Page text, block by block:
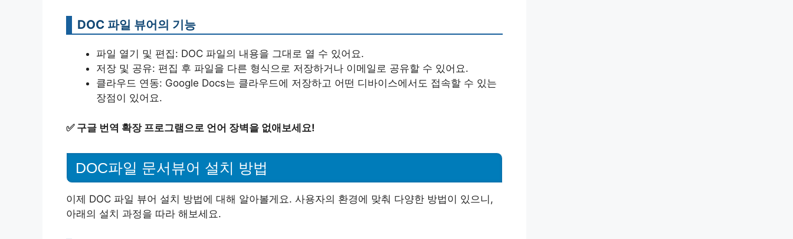
DOC 파일 뷰어의 기능
파일 열기 및 편집: DOC 파일의 내용을 그대로 열 수 있어요.
저장 및 공유: 편집 후 파일을 다른 형식으로 저장하거나 이메일로 공유할 수 있어요.
클라우드 연동: Google Docs는 클라우드에 저장하고 어떤 디바이스에서도 접속할 수 있는
장점이 있어요.
✅ 구글 번역 확장 프로그램으로 언어 장벽을 없애보세요!
DOC파일 문서뷰어 설치 방법
이제 DOC 파일 뷰어 설치 방법에 대해 알아볼게요. 사용자의 환경에 맞춰 다양한 방법이 있으니,
아래의 설치 과정을 따라 해보세요.